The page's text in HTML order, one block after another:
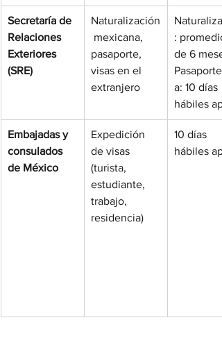
Secretaría de
Relaciones
Exteriores
(SRE)
Naturalización
mexicana,
pasaporte,
visas en el
extranjero
:
de 6
a: 10 días
hábiles
Embajadas y
consulados
de México
Expedición
de visas
(turista,
estudiante,
trabajo,
residencia)
10 días
hábiles